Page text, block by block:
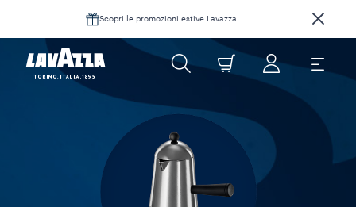
Scopri le promozioni estive Lavazza.